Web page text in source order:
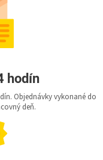
hodín
Objednávky vykonané do
deň.